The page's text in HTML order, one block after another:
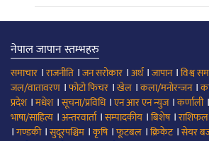
नेपाल जापान स्तम्भहरु
समाचार ।राजनीति ।जन सरोकार ।अर्थ।जापान।विश्व
जल/वातावरण ।फोटो फिचर ।खेल ।कला/मनोरन्जन।
प्रदेश।मधेश।सूचना/प्रविधि।एन आर एन न्युज।कर्णाली
भाषा/साहित्य ।अन्तरवार्ता।सम्पादकीय ।बिशेष।राशिफल
।गण्डकी।सुदूरपश्चिम ।कृषि।फूटबल ।क्रिकेट।सेयर